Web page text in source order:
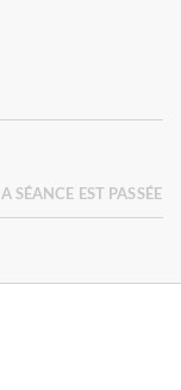
SÉANCE EST PASSÉE